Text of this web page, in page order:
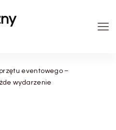
eventowego –
wydarzenie